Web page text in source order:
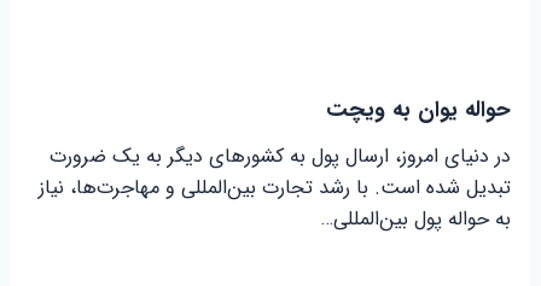
حواله یوان به ویچت
در دنیای امروز، ارسال پول به کشورهای دیگر به یک ضرورت
تبدیل شده است. با رشد تجارت بین‌المللی و مهاجرت‌ها، نیاز
به حواله پول بین‌المللی…